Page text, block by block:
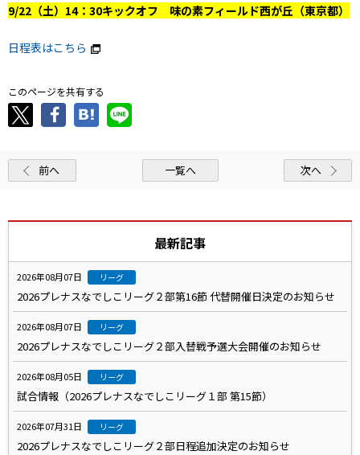
9/22（土）14：30キックオフ 味の素フィールド西が丘（東京都）
日程表はこちら
このページを共有する
前へ 一覧へ 次へ
最新記事
2026年08月07日 リーグ
2026プレナスなでしこリーグ２部第16節 代替開催日決定のお知らせ
2026年08月07日 リーグ
2026プレナスなでしこリーグ２部入替戦予選大会開催のお知らせ
2026年08月05日 リーグ
試合情報（2026プレナスなでしこリーグ１部 第15節）
2026年07月31日 リーグ
2026プレナスなでしこリーグ２部日程追加決定のお知らせ